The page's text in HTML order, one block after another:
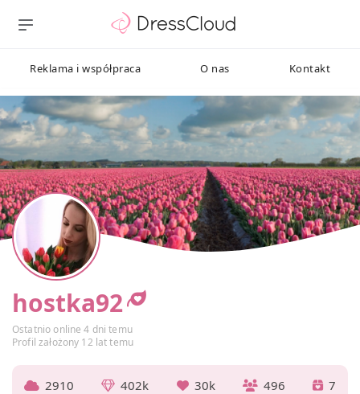
Reklama i współpraca O nas Kontakt
hostka92
Ostatnio online 4 dni temu
Profil założony 12 lat temu
2910 402k 30k 496 7